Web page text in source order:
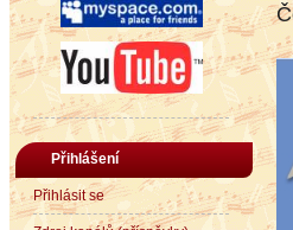
Přihlášení
Přihlásit se